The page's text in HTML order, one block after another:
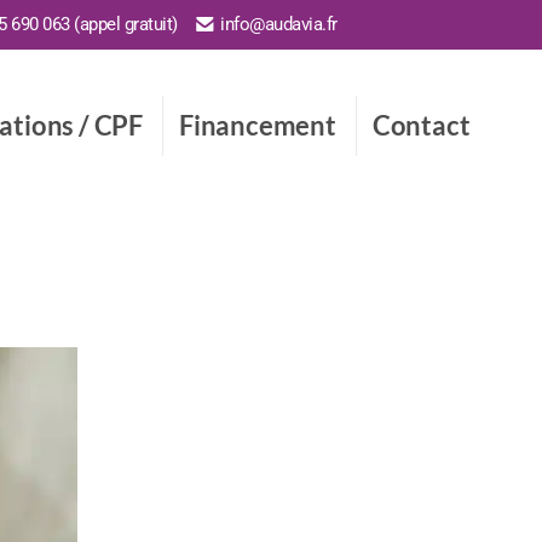
690 063 (appel gratuit) info@audavia.fr
/ CPF Financement Contact